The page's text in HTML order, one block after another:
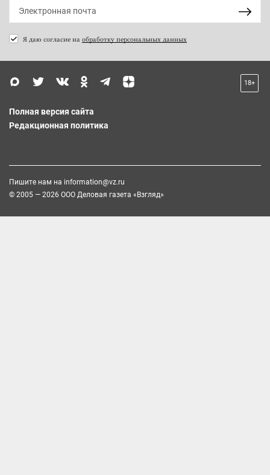
Я даю согласие на обработку персональных данных
18+
Полная версия сайта
Редакционная политика
Пишите нам на information@vz.ru
© 2005 — 2026 ООО Деловая газета «Взгляд»